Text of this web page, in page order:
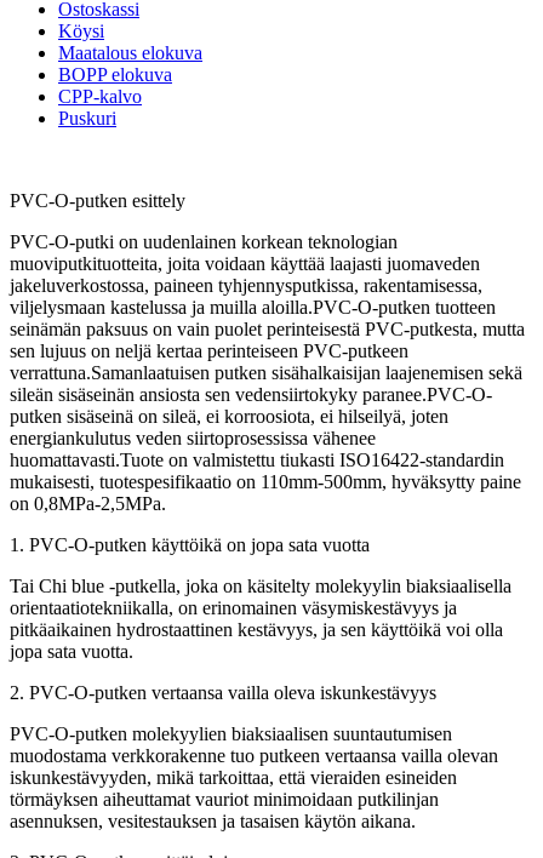
Ostoskassi
Köysi
Maatalous elokuva
BOPP elokuva
CPP-kalvo
Puskuri
PVC-O-putken esittely
PVC-O-putki on uudenlainen korkean teknologian
muoviputkituotteita, joita voidaan käyttää laajasti juomaveden
jakeluverkostossa, paineen tyhjennysputkissa, rakentamisessa,
viljelysmaan kastelussa ja muilla aloilla.PVC-O-putken tuotteen
seinämän paksuus on vain puolet perinteisestä PVC-putkesta, mutta
sen lujuus on neljä kertaa perinteiseen PVC-putkeen
verrattuna.Samanlaatuisen putken sisähalkaisijan laajenemisen sekä
sileän sisäseinän ansiosta sen vedensiirtokyky paranee.PVC-O-
putken sisäseinä on sileä, ei korroosiota, ei hilseilyä, joten
energiankulutus veden siirtoprosessissa vähenee
huomattavasti.Tuote on valmistettu tiukasti ISO16422-standardin
mukaisesti, tuotespesifikaatio on 110mm-500mm, hyväksytty paine
on 0,8MPa-2,5MPa.
1. PVC-O-putken käyttöikä on jopa sata vuotta
Tai Chi blue -putkella, joka on käsitelty molekyylin biaksiaalisella
orientaatiotekniikalla, on erinomainen väsymiskestävyys ja
pitkäaikainen hydrostaattinen kestävyys, ja sen käyttöikä voi olla
jopa sata vuotta.
2. PVC-O-putken vertaansa vailla oleva iskunkestävyys
PVC-O-putken molekyylien biaksiaalisen suuntautumisen
muodostama verkkorakenne tuo putkeen vertaansa vailla olevan
iskunkestävyyden, mikä tarkoittaa, että vieraiden esineiden
törmäyksen aiheuttamat vauriot minimoidaan putkilinjan
asennuksen, vesitestauksen ja tasaisen käytön aikana.